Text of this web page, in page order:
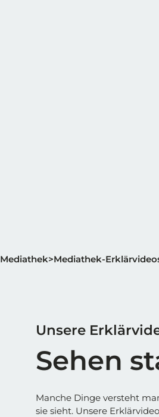
Mediathek Mediathek-
Unsere
Sehen
Manche Dinge versteht
sie sieht. Unsere